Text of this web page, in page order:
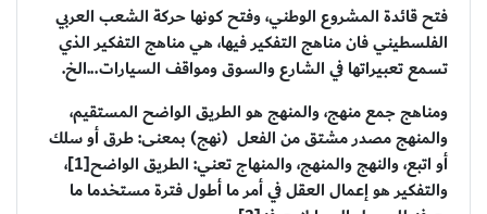
فتح قائدة المشروع الوطني، وفتح كونها حركة الشعب العربي
الفلسطيني فان مناهج التفكير فيها، هي مناهج التفكير الذي
تسمع تعبيراتها في الشارع والسوق ومواقف السيارات...الخ.
ومناهج جمع منهج، والمنهج هو الطريق الواضح المستقيم،
والمنهج مصدر مشتق من الفعل (نهج) بمعنى: طرق أو سلك
أو اتبع، والنهج والمنهج، والمنهاج تعني: الطريق الواضح[1]،
والتفكير هو إعمال العقل في أمر ما أطول فترة مستخدما ما